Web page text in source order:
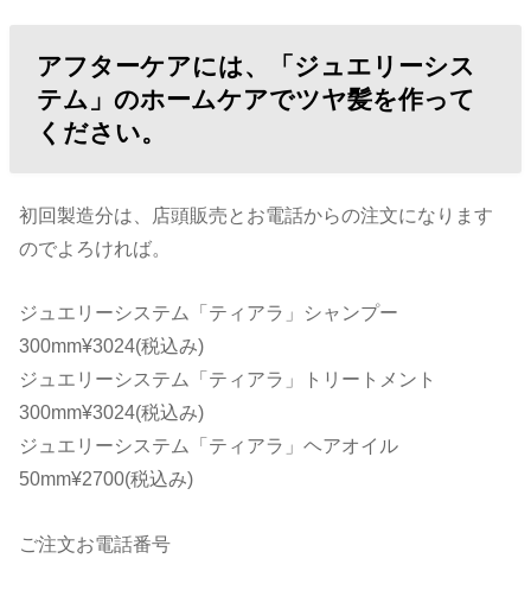
アフターケアには、「ジュエリーシス
テム」のホームケアでツヤ髪を作って
ください。
初回製造分は、店頭販売とお電話からの注文になります
のでよろければ。
ジュエリーシステム「ティアラ」シャンプー
300mm¥3024(税込み)
ジュエリーシステム「ティアラ」トリートメント
300mm¥3024(税込み)
ジュエリーシステム「ティアラ」ヘアオイル
50mm¥2700(税込み)
ご注文お電話番号